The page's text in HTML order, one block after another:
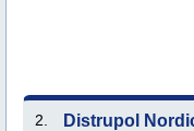
2. Distrupol